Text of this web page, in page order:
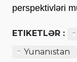
perspektivləri
ETIKETLƏR :
Yunanıstan